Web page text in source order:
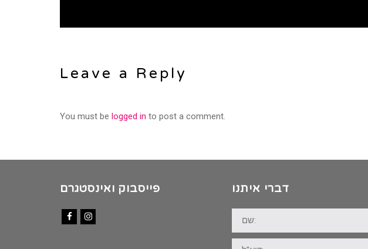
Leave a Reply
You must be logged in to post a comment.
פייסבוק ואינסטגרם דברי איתנו